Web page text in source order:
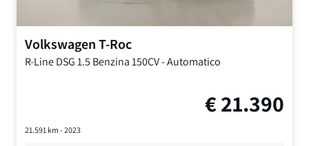
VolkswagenT-Roc
R-Line DSG1.5 Benzina 150CV-Automatico
€21.390
21.591km - 2023